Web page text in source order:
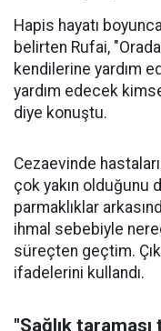
Hapis hayatı
belirten Rufai,
kendilerine yardım
yardım edecek
diye konuştu.
Cezaevinde
çok yakın olduğunu
parmaklıklar
ihmal sebebiyle
süreçten geçtim.
ifadelerini kullandı.
"Sağlık